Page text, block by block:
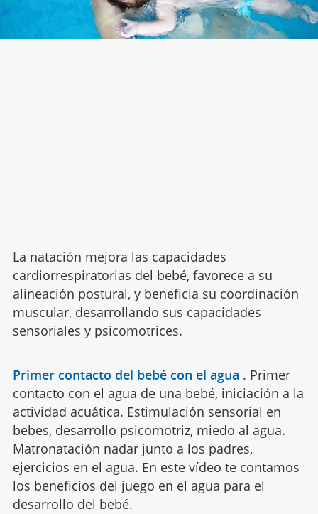
La natación mejora las capacidades
cardiorrespiratorias del bebé, favorece a su
alineación postural, y beneficia su coordinación
muscular, desarrollando sus capacidades
sensoriales y psicomotrices.
Primer contacto del bebé con el agua . Primer
contacto con el agua de una bebé, iniciación a la
actividad acuática. Estimulación sensorial en
bebes, desarrollo psicomotriz, miedo al agua.
Matronatación nadar junto a los padres,
ejercicios en el agua. En este vídeo te contamos
los beneficios del juego en el agua para el
desarrollo del bebé.